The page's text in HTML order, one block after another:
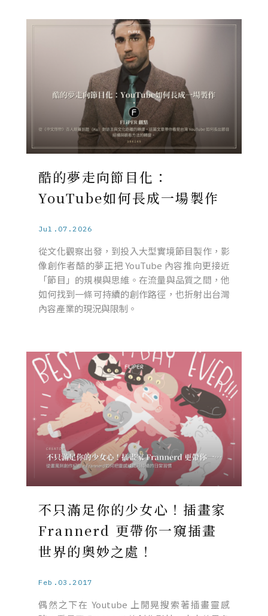
酷的夢走向節目化：
YouTube如何長成一場製作
Jul.07.2026
從文化觀察出發，到投入大型實境節目製作，影
像創作者酷的夢正把 YouTube 內容推向更接近
「節目」的規模與思維。在流量與品質之間，他
如何找到一條可持續的創作路徑，也折射出台灣
內容產業的現況與限制。
不只滿足你的少女心！插畫家
Frannerd 更帶你一窺插畫
世界的奧妙之處！
Feb.03.2017
偶然之下在 Youtube 上閒晃搜索著插畫靈感